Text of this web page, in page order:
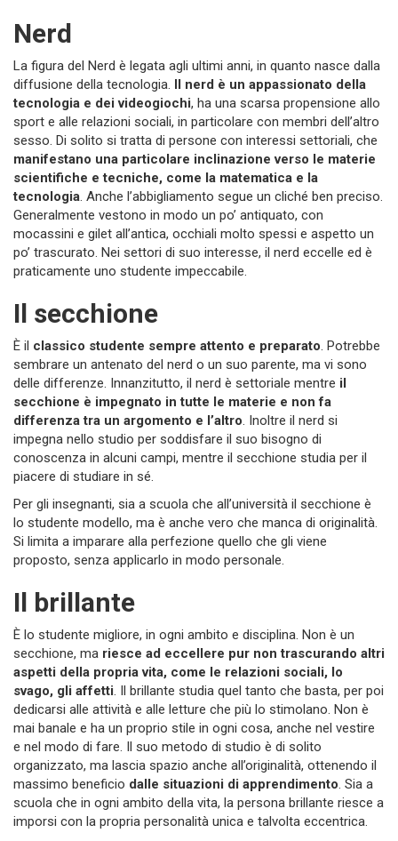
Nerd
La figura del Nerd è legata agli ultimi anni, in quanto nasce dalla
diffusione della tecnologia. Il nerd è un appassionato della
tecnologia e dei videogiochi, ha una scarsa propensione allo
sport e alle relazioni sociali, in particolare con membri dell’altro
sesso. Di solito si tratta di persone con interessi settoriali, che
manifestano una particolare inclinazione verso le materie
scientifiche e tecniche, come la matematica e la
tecnologia. Anche l’abbigliamento segue un cliché ben preciso.
Generalmente vestono in modo un po’ antiquato, con
mocassini e gilet all’antica, occhiali molto spessi e aspetto un
po’ trascurato. Nei settori di suo interesse, il nerd eccelle ed è
praticamente uno studente impeccabile.
Il secchione
È il classico studente sempre attento e preparato. Potrebbe
sembrare un antenato del nerd o un suo parente, ma vi sono
delle differenze. Innanzitutto, il nerd è settoriale mentre il
secchione è impegnato in tutte le materie e non fa
differenza tra un argomento e l’altro. Inoltre il nerd si
impegna nello studio per soddisfare il suo bisogno di
conoscenza in alcuni campi, mentre il secchione studia per il
piacere di studiare in sé.
Per gli insegnanti, sia a scuola che all’università il secchione è
lo studente modello, ma è anche vero che manca di originalità.
Si limita a imparare alla perfezione quello che gli viene
proposto, senza applicarlo in modo personale.
Il brillante
È lo studente migliore, in ogni ambito e disciplina. Non è un
secchione, ma riesce ad eccellere pur non trascurando altri
aspetti della propria vita, come le relazioni sociali, lo
svago, gli affetti. Il brillante studia quel tanto che basta, per poi
dedicarsi alle attività e alle letture che più lo stimolano. Non è
mai banale e ha un proprio stile in ogni cosa, anche nel vestire
e nel modo di fare. Il suo metodo di studio è di solito
organizzato, ma lascia spazio anche all’originalità, ottenendo il
massimo beneficio dalle situazioni di apprendimento. Sia a
scuola che in ogni ambito della vita, la persona brillante riesce a
imporsi con la propria personalità unica e talvolta eccentrica.